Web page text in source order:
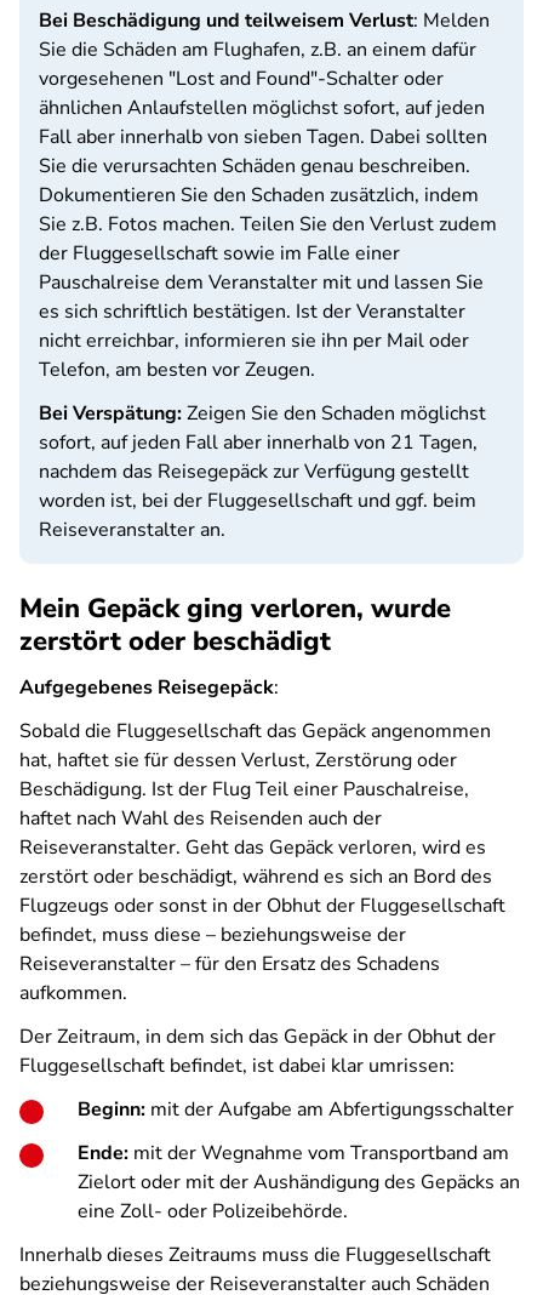
Bei Beschädigung und teilweisem Verlust: Melden
Sie die Schäden am Flughafen, z.B. an einem dafür
vorgesehenen "Lost and Found"-Schalter oder
ähnlichen Anlaufstellen möglichst sofort, auf jeden
Fall aber innerhalb von sieben Tagen. Dabei sollten
Sie die verursachten Schäden genau beschreiben.
Dokumentieren Sie den Schaden zusätzlich, indem
Sie z.B. Fotos machen. Teilen Sie den Verlust zudem
der Fluggesellschaft sowie im Falle einer
Pauschalreise dem Veranstalter mit und lassen Sie
es sich schriftlich bestätigen. Ist der Veranstalter
nicht erreichbar, informieren sie ihn per Mail oder
Telefon, am besten vor Zeugen.
Bei Verspätung:Zeigen Sie den Schaden möglichst
sofort, auf jeden Fall aber innerhalb von 21 Tagen,
nachdem das Reisegepäck zur Verfügung gestellt
worden ist, bei der Fluggesellschaft und ggf. beim
Reiseveranstalter an.
Mein Gepäck ging verloren, wurde
zerstört oder beschädigt
Aufgegebenes Reisegepäck:
Sobald die Fluggesellschaft das Gepäck angenommen
hat, haftet sie für dessen Verlust, Zerstörung oder
Beschädigung. Ist der Flug Teil einer Pauschalreise,
haftet nach Wahl des Reisenden auch der
Reiseveranstalter. Geht das Gepäck verloren, wird es
zerstört oder beschädigt, während es sich an Bord des
Flugzeugs oder sonst in der Obhut der Fluggesellschaft
befindet, muss diese – beziehungsweise der
Reiseveranstalter – für den Ersatz des Schadens
aufkommen.
Der Zeitraum, in dem sich das Gepäck in der Obhut der
Fluggesellschaft befindet, ist dabei klar umrissen:
Beginn: mit der Aufgabe am Abfertigungsschalter
Ende: mit der Wegnahme vom Transportband am
Zielort oder mit der Aushändigung des Gepäcks an
eine Zoll- oder Polizeibehörde.
Innerhalb dieses Zeitraums muss die Fluggesellschaft
beziehungsweise der Reiseveranstalter auch Schäden